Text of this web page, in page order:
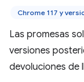
Chrome 117 y
Las promesas
versiones
devoluciones de